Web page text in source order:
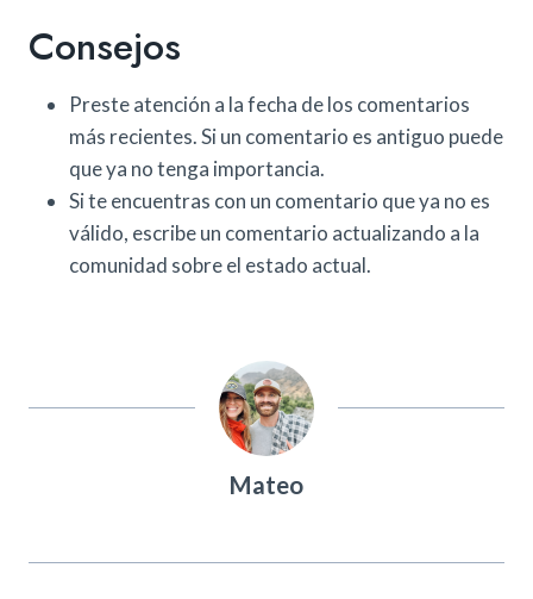
Consejos
Preste atención a la fecha de los comentarios
más recientes. Si un comentario es antiguo puede
que ya no tenga importancia.
Si te encuentras con un comentario que ya no es
válido, escribe un comentario actualizando a la
comunidad sobre el estado actual.
Mateo